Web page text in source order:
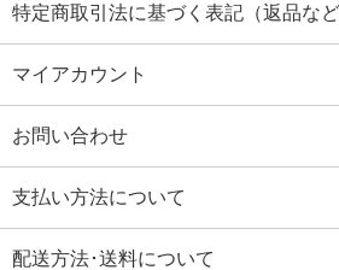
特定商取引法に基づく表記（返品など
マイアカウント
お問い合わせ
支払い方法について
配送方法･送料について